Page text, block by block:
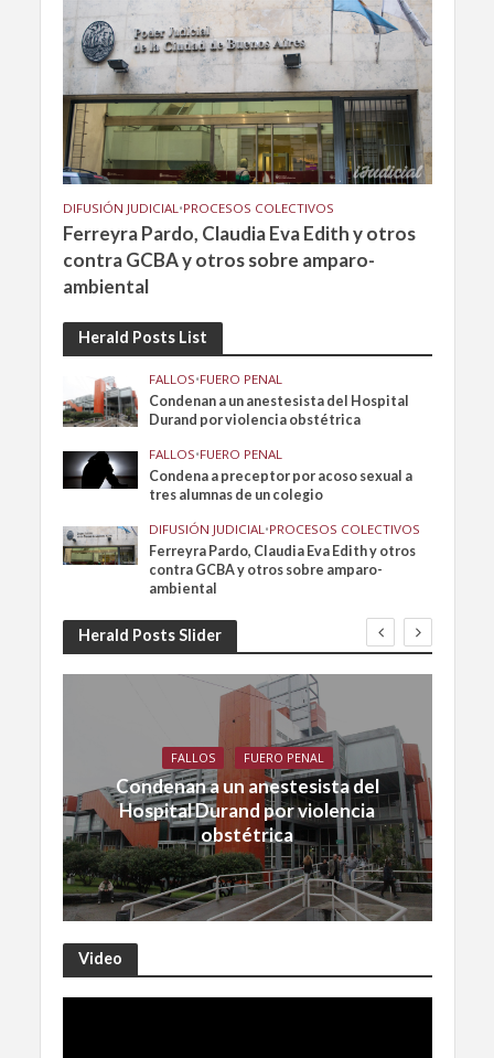
DIFUSIÓN JUDICIAL•PROCESOS COLECTIVOS
Ferreyra Pardo, Claudia Eva Edith y otros
contra GCBA y otros sobre amparo-
ambiental
Herald Posts List
FALLOS•FUERO PENAL
Condenan a un anestesista del Hospital
Durand por violencia obstétrica
FALLOS•FUERO PENAL
Condena a preceptor por acoso sexual a
tres alumnas de un colegio
DIFUSIÓN JUDICIAL•PROCESOS COLECTIVOS
Ferreyra Pardo, Claudia Eva Edith y otros
contra GCBA y otros sobre amparo-
ambiental
Herald Posts Slider
FALLOS FUERO PENAL
Condenan a un anestesista del
Hospital Durand por violencia
obstétrica
Video